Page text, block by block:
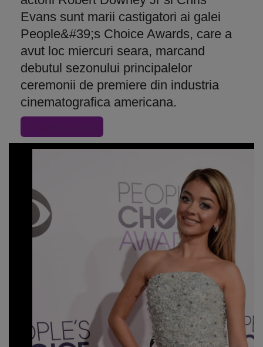
Evans sunt marii castigatori ai galei
People&#39;s Choice Awards, care a
avut loc miercuri seara, marcand
debutul sezonului principalelor
ceremonii de premiere din industria
cinematografica americana.